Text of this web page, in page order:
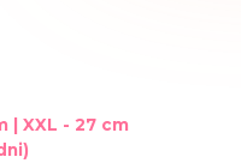
| XXL - 27 cm